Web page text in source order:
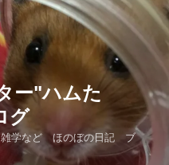
ー"ハムた
グ
学など ほのぼの日記 ブ